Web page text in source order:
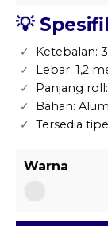
💡
Ketebalan:
Lebar: 1,2
Panjang
Bahan:
Tersedia
Warna